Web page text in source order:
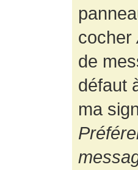
cocher
de
défaut
ma